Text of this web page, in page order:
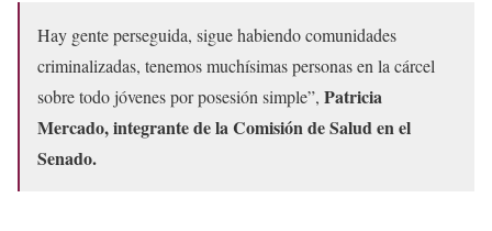
Hay gente perseguida, sigue habiendo comunidades
criminalizadas, tenemos muchísimas personas en la cárcel
sobre todo jóvenes por posesión simple”, Patricia
Mercado, integrante de la Comisión de Salud en el
Senado.